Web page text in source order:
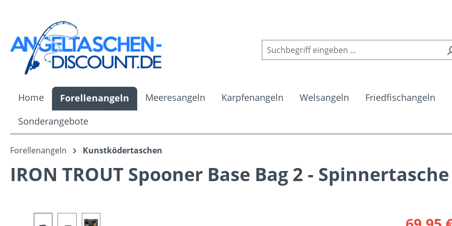
Home Forellenangeln Meeresangeln Karpfenangeln Welsangeln Friedfischangeln
Sonderangebote
Forellenangeln Kunstködertaschen
IRON TROUT Spooner Base Bag 2 - Spinnertasche
Bildergalerie überspringen